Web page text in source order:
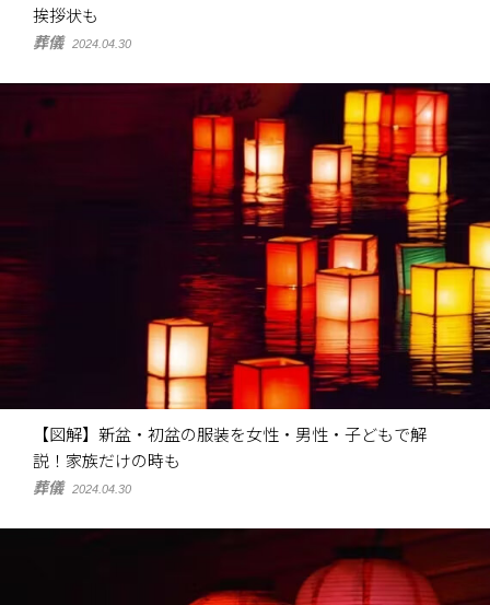
挨拶状も
葬儀 2024.04.30
【図解】新盆・初盆の服装を女性・男性・子どもで解
説！家族だけの時も
葬儀 2024.04.30